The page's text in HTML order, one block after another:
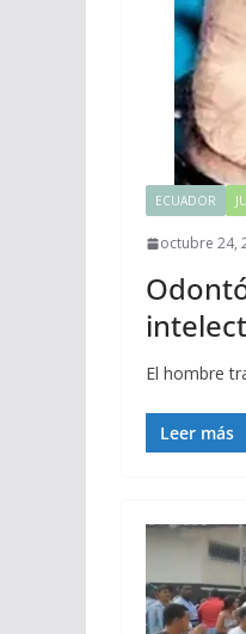
ECUADOR
octubre 24,
El hombre
Leer más